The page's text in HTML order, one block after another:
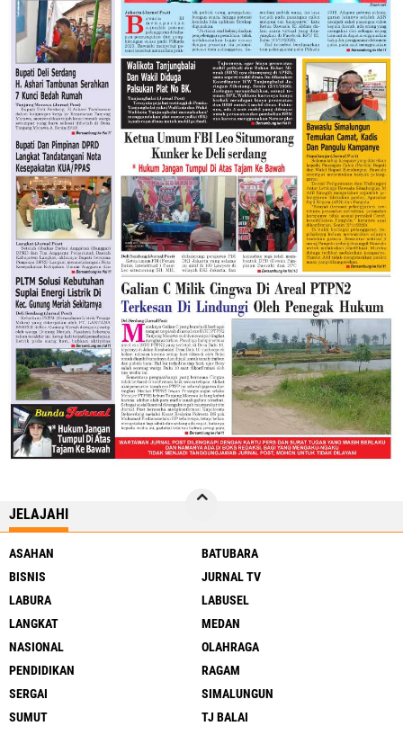
JELAJAHI
ASAHAN
BATUBARA
BISNIS
JURNAL TV
LABURA
LABUSEL
LANGKAT
MEDAN
NASIONAL
OLAHRAGA
PENDIDIKAN
RAGAM
SERGAI
SIMALUNGUN
SUMUT
TJ BALAI